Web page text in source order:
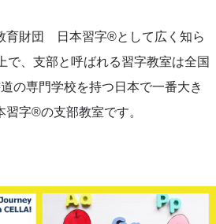
育財団 日本習字®として広く知ら
で、支部と呼ばれる習字教室は全国
の専門学校を持つ日本で一番大き
字®の支部教室です。